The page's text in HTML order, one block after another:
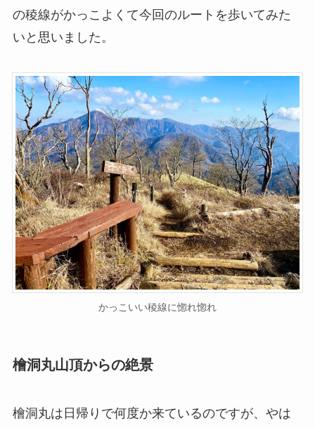
の稜線がかっこよくて今回のルートを歩いてみた
いと思いました。
かっこいい稜線に惚れ惚れ
檜洞丸山頂からの絶景
檜洞丸は日帰りで何度か来ているのですが、やは